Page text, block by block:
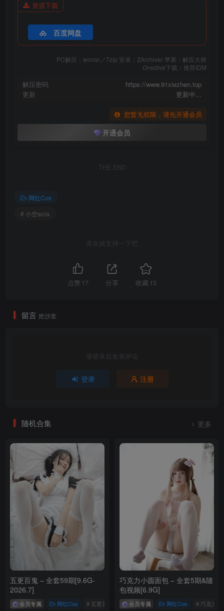
小空sora – NO.008 胜利女神：妮姬 富克旺 兔女郎[28P-4V-165.9M]
[3.15]
小空sora – NO.007 Brown Dust2-Bantana [50P-296MB]
小空sora – NO.006 利米艾拉 [27P5V-212MB]
小空sora – NO.005 绝区零 艾莲乔 [35P4V-237MB]
小空sora – NO.004 nikke胜利女神 海伦 [24P2V-151MB]
小空sora – NO.003 nikke胜利女神 尼罗 [29P4V-244MB]
小空sora – NO.002 碧蓝档案 飞鸟马时 兔女郎 [28P4V-165MB]
资源下载
百度网盘
PC解压：winrar／7zip 安卓：ZArchiver 苹果：解压大师
Onedive下载：推荐IDM
解压密码
https://www.91xiezhen.top
更新
更新中...
您暂无权限，请先开通会员
开通会员
THE END
网红Cos
# 小空sora
喜欢就支持一下吧
点赞 17 分享 收藏 13
留言 抢沙发
请登录后发表评论
登录 注册
随机合集 更多
五更百鬼 – 全套59期[9.6G-
2026.7]
会员专属 网红Cos # 五更百鬼
巧克力小圆面包 – 全套5期&随
包视频[6.9G]
会员专属 网红Cos # 巧克力小